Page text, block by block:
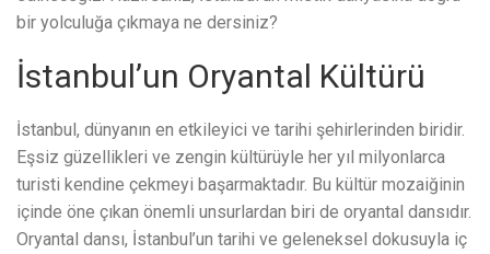
bir yolculuğa çıkmaya ne dersiniz?
İstanbul’un Oryantal Kültürü
İstanbul, dünyanın en etkileyici ve tarihi şehirlerinden biridir.
Eşsiz güzellikleri ve zengin kültürüyle her yıl milyonlarca
turisti kendine çekmeyi başarmaktadır. Bu kültür mozaiğinin
içinde öne çıkan önemli unsurlardan biri de oryantal dansıdır.
Oryantal dansı, İstanbul’un tarihi ve geleneksel dokusuyla iç